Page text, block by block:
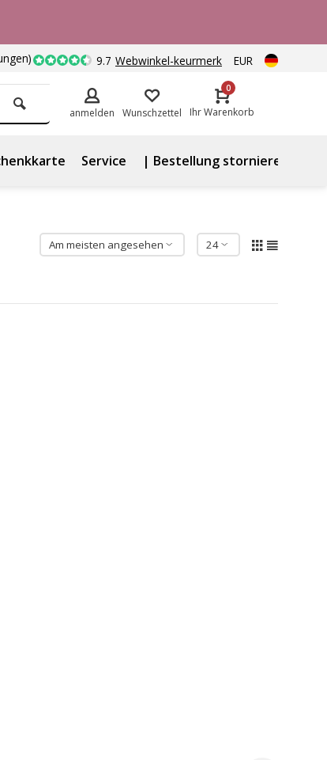
9.7 Webwinkel-keurmerk EUR
anmelden Wunschzettel
0
Ihr Warenkorb
Service | Bestellung stornieren